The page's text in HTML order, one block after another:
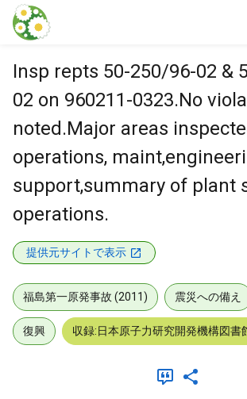
本文に飛ぶ
Insp repts 50-250/96-02 &
02 on 960211-0323.No
noted.Major areas
operations,
support,summary of plant
operations.
提供元サイトで表示
福島第一原発事故 (2011) 震災への備え
復興 収録:日本原子力研究開発機構図書